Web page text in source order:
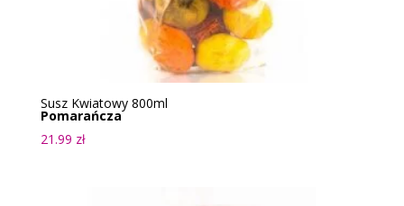
Susz Kwiatowy 800ml
Pomarańcza
21.99 zł